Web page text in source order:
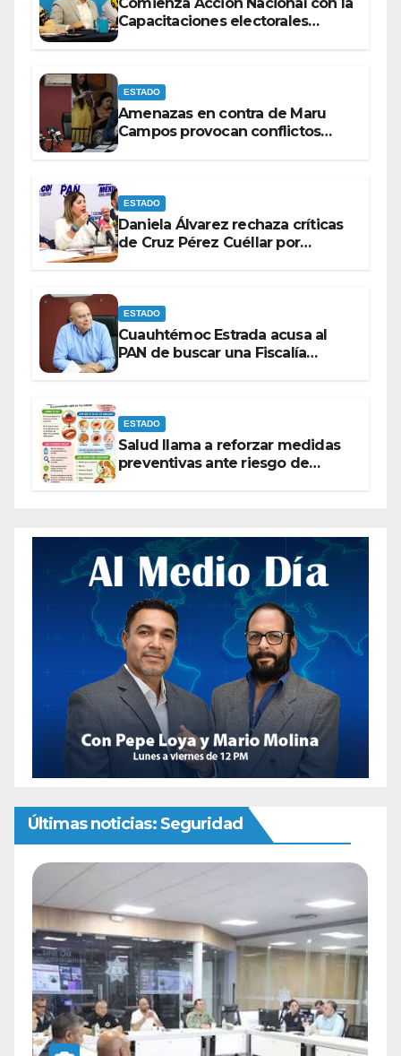
Capacitaciones electorales
ESTADO
Amenazas en contra de Maru
Campos provocan conflictos
ESTADO
Daniela Álvarez rechaza críticas
de Cruz Pérez Cuéllar por
ESTADO
Cuauhtémoc Estrada acusa al
PAN de buscar una Fiscalía
ESTADO
Salud llama a reforzar medidas
preventivas ante riesgo de
Últimas noticias: Seguridad